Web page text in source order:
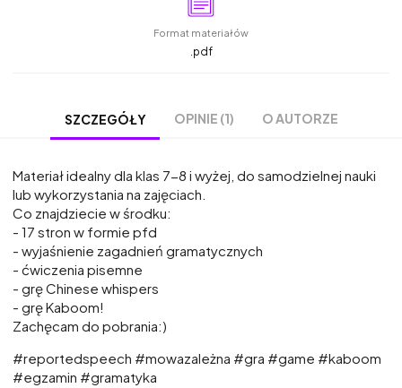
Format materiałów
.pdf
SZCZEGÓŁY OPINIE (1) O AUTORZE
Materiał idealny dla klas 7-8 i wyżej, do samodzielnej nauki
lub wykorzystania na zajęciach.
Co znajdziecie w środku:
- 17 stron w formie pfd
- wyjaśnienie zagadnień gramatycznych
- ćwiczenia pisemne
- grę Chinese whispers
- grę Kaboom!
Zachęcam do pobrania:)
#reportedspeech #mowazależna #gra #game #kaboom
#egzamin #gramatyka